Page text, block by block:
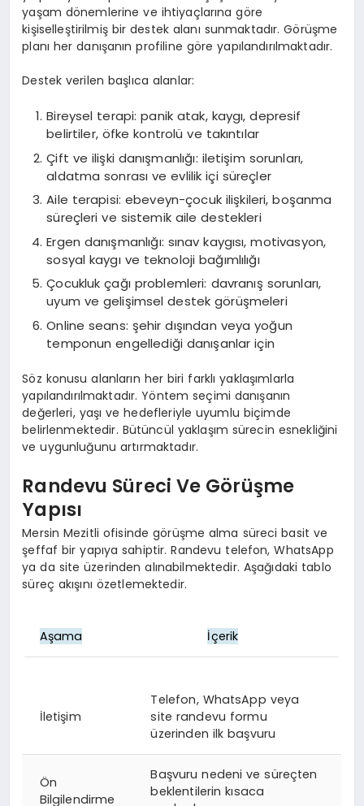
yaşam dönemlerine ve ihtiyaçlarına göre
kişiselleştirilmiş bir destek alanı sunmaktadır. Görüşme
planı her danışanın profiline göre yapılandırılmaktadır.
Destek verilen başlıca alanlar:
Bireysel terapi: panik atak, kaygı, depresif
belirtiler, öfke kontrolü ve takıntılar
Çift ve ilişki danışmanlığı: iletişim sorunları,
aldatma sonrası ve evlilik içi süreçler
Aile terapisi: ebeveyn-çocuk ilişkileri, boşanma
süreçleri ve sistemik aile destekleri
Ergen danışmanlığı: sınav kaygısı, motivasyon,
sosyal kaygı ve teknoloji bağımlılığı
Çocukluk çağı problemleri: davranış sorunları,
uyum ve gelişimsel destek görüşmeleri
Online seans: şehir dışından veya yoğun
temponun engellediği danışanlar için
Söz konusu alanların her biri farklı yaklaşımlarla
yapılandırılmaktadır. Yöntem seçimi danışanın
değerleri, yaşı ve hedefleriyle uyumlu biçimde
belirlenmektedir. Bütüncül yaklaşım sürecin esnekliğini
ve uygunluğunu artırmaktadır.
Randevu Süreci Ve Görüşme
Yapısı
Mersin Mezitli ofisinde görüşme alma süreci basit ve
şeffaf bir yapıya sahiptir. Randevu telefon, WhatsApp
ya da site üzerinden alınabilmektedir. Aşağıdaki tablo
süreç akışını özetlemektedir.
Aşama İçerik
İletişim
Telefon, WhatsApp veya
site randevu formu
üzerinden ilk başvuru
Ön
Bilgilendirme
Başvuru nedeni ve süreçten
beklentilerin kısaca